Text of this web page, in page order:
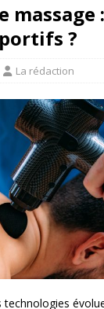
massage
?
La rédaction
technologies